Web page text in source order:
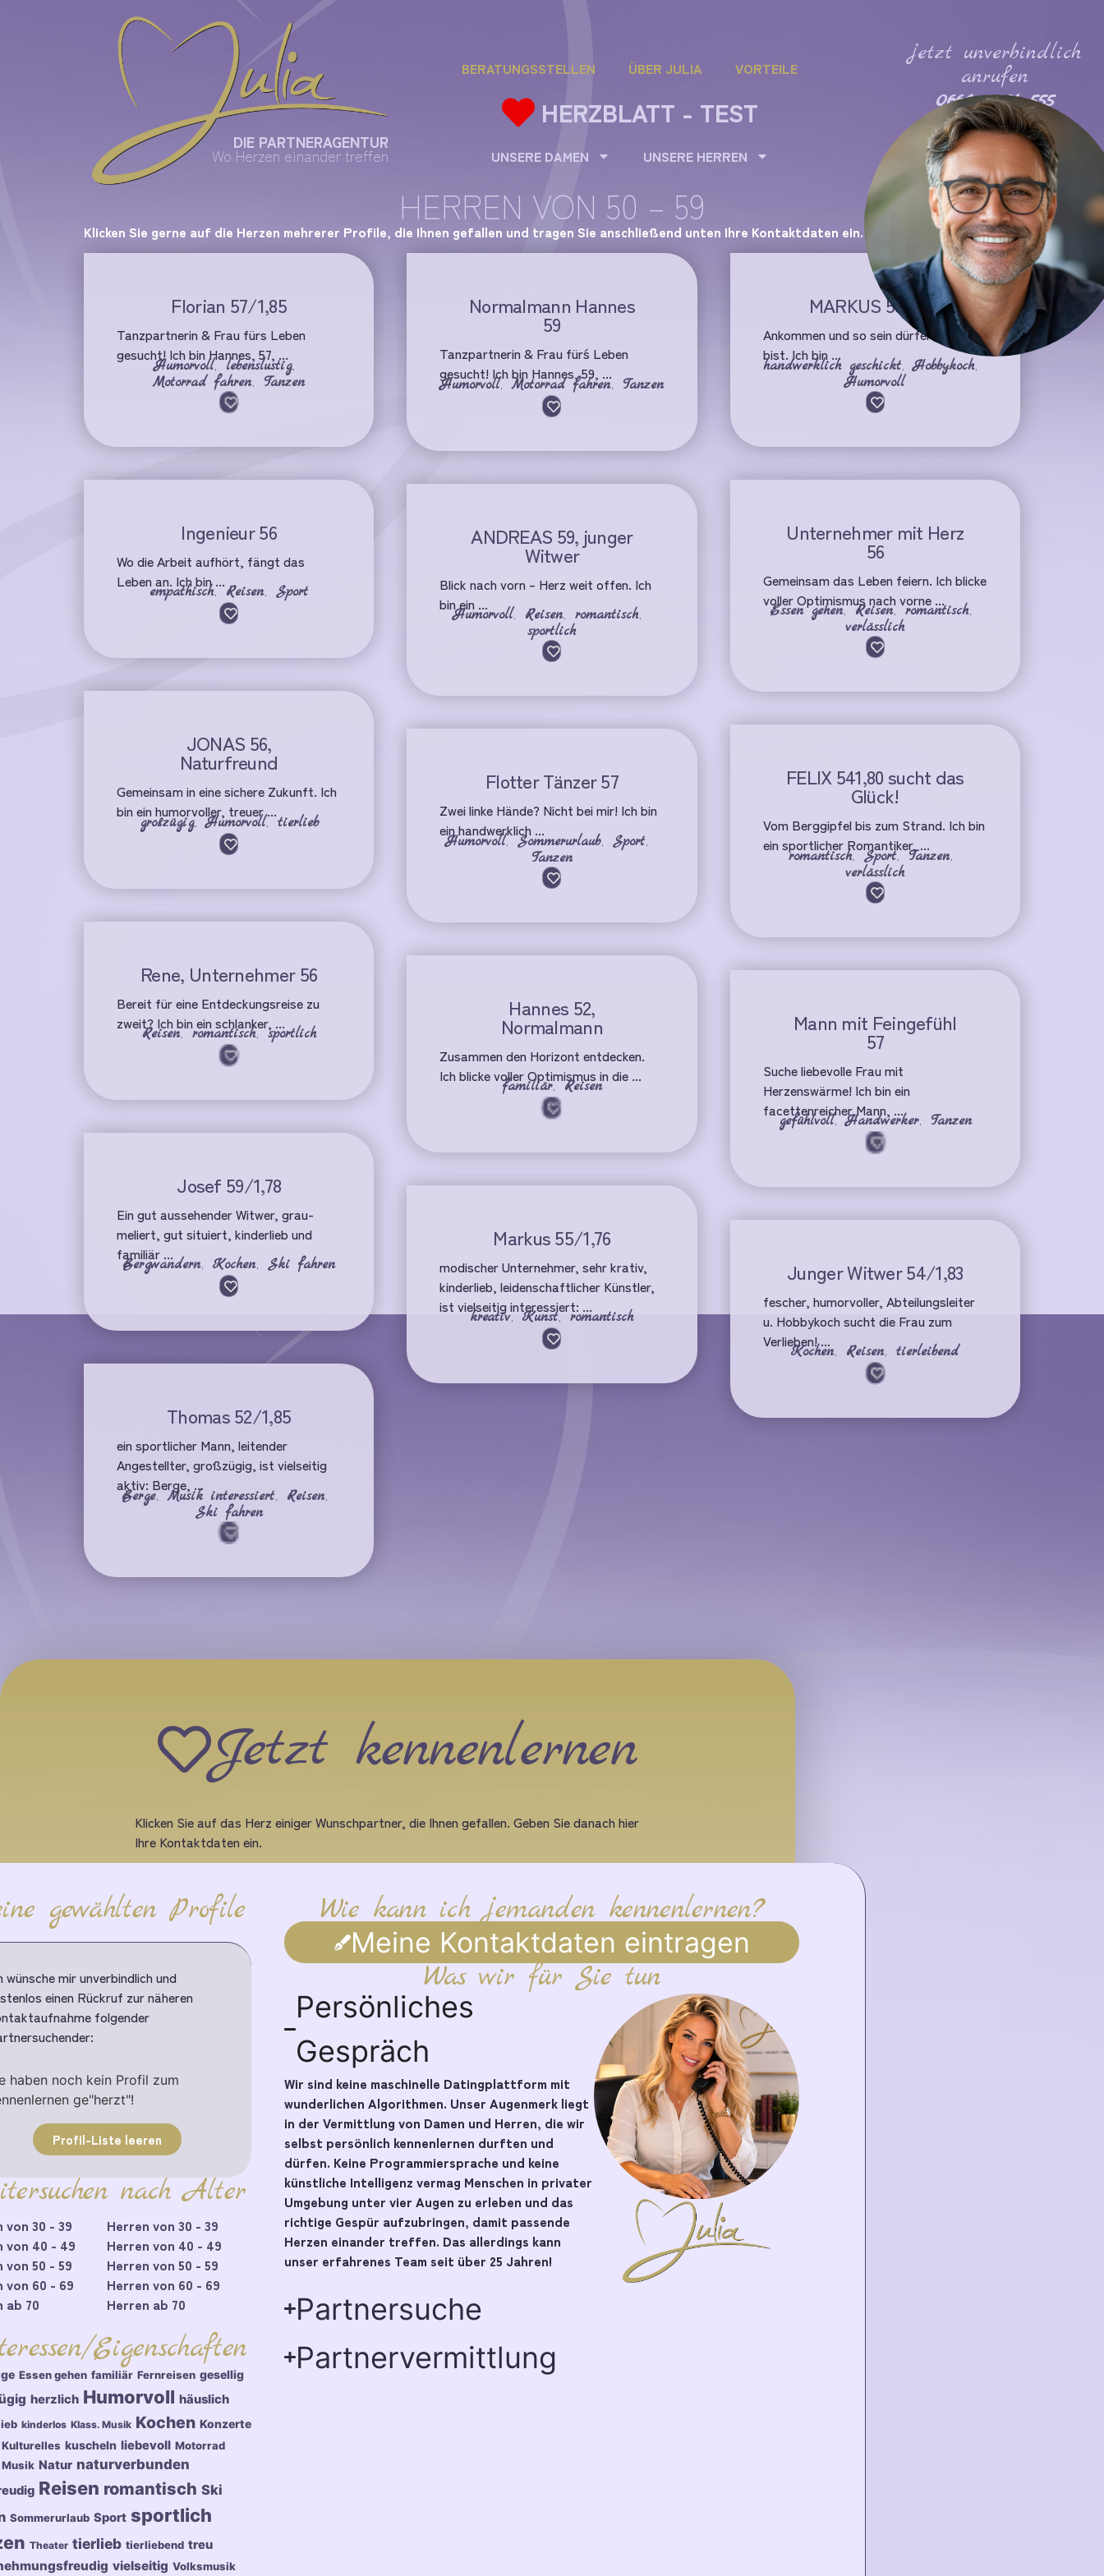
Wo Herzen einander treffen
DIE PARTNERAGENTUR
BERATUNGSSTELLEN ÜBER JULIA VORTEILE
HERZBLATT - TEST
UNSERE DAMEN UNSERE HERREN
jetzt unverbindlich
anrufen
0664 2201 555
HERREN VON 50 – 59
Klicken Sie gerne auf die Herzen mehrerer Profile, die Ihnen gefallen und tragen Sie anschließend unten Ihre Kontaktdaten ein.
Florian 57/1,85
Tanzpartnerin & Frau fürs Leben
gesucht! Ich bin Hannes, 57, ...
Humorvoll,lebenslustig,
Motorrad fahren, Tanzen
Normalmann Hannes
59
Tanzpartnerin & Frau für´s Leben
gesucht! Ich bin Hannes, 59, ...
Humorvoll, Motorrad fahren, Tanzen
MARKUS 58/1,82
Ankommen und so sein dürfen, wie du
bist. Ich bin ...
handwerklich geschickt,Hobbykoch,
Humorvoll
Ingenieur 56
Wo die Arbeit aufhört, fängt das
Leben an. Ich bin ...
empathisch,Reisen, Sport
Unternehmer mit Herz
56
Gemeinsam das Leben feiern. Ich blicke
voller Optimismus nach vorne ...
Essen gehen,Reisen,romantisch,
verlässlich
ANDREAS 59, junger
Witwer
Blick nach vorn – Herz weit offen. Ich
bin ein ...
Humorvoll, Reisen, romantisch,
sportlich
JONAS 56,
Naturfreund
Gemeinsam in eine sichere Zukunft. Ich
bin ein humorvoller, treuer ...
großzügig,Humorvoll,tierlieb
FELIX 541,80 sucht das
Glück!
Vom Berggipfel bis zum Strand. Ich bin
ein sportlicher Romantiker, ...
romantisch,Sport,Tanzen,
verlässlich
Flotter Tänzer 57
Zwei linke Hände? Nicht bei mir! Ich bin
ein handwerklich ...
Humorvoll,Sommerurlaub, Sport,
Tanzen
Rene, Unternehmer 56
Bereit für eine Entdeckungsreise zu
zweit? Ich bin ein schlanker, ...
Reisen, romantisch,sportlich
Hannes 52,
Normalmann
Zusammen den Horizont entdecken.
Ich blicke voller Optimismus in die ...
familiär,Reisen
Mann mit Feingefühl
57
Suche liebevolle Frau mit
Herzenswärme! Ich bin ein
facettenreicher Mann, ...
gefühlvoll,Handwerker, Tanzen
Josef 59/1,78
Ein gut aussehender Witwer, grau-
meliert, gut situiert, kinderlieb und
familiär ...
Bergwandern, Kochen, Ski fahren
Markus 55/1,76
modischer Unternehmer, sehr krativ,
kinderlieb, leidenschaftlicher Künstler,
ist vielseitig interessiert: ...
kreativ,Kunst,romantisch
Junger Witwer 54/1,83
fescher, humorvoller, Abteilungsleiter
u. Hobbykoch sucht die Frau zum
Verlieben! ...
Kochen, Reisen, tierleibend
Thomas 52/1,85
ein sportlicher Mann, leitender
Angestellter, großzügig, ist vielseitig
aktiv: Berge, ...
Berge,Musik interessiert, Reisen,
Ski fahren
Jetzt kennenlernen
Klicken Sie auf das Herz einiger Wunschpartner, die Ihnen gefallen. Geben Sie danach hier
Ihre Kontaktdaten ein.
gewählten Profile
wünsche mir unverbindlich und
einen Rückruf zur näheren
folgender
haben noch kein Profil zum
ge"herzt"!
Profil-Liste leeren
nach Alter
von 30 - 39
von 40 - 49
von 50 - 59
von 60 - 69
ab 70
Herren von 30 - 39
Herren von 40 - 49
Herren von 50 - 59
Herren von 60 - 69
Herren ab 70
Eigenschaften
Essen gehen familiär Fernreisen gesellig
herzlich Humorvoll häuslich
kinderlos Klass. Musik Kochen Konzerte
Kulturelles kuscheln liebevoll Motorrad
Musik Natur naturverbunden
Reisen romantisch Ski
Sommerurlaub Sport sportlich
Theater tierlieb tierliebend treu
vielseitig Volksmusik
Wie kann ich jemanden kennenlernen?
Meine Kontaktdaten eintragen
Was wir für Sie tun
Persönliches
Gespräch
Wir sind keine maschinelle Datingplattform mit
wunderlichen Algorithmen. Unser Augenmerk liegt
in der Vermittlung von Damen und Herren, die wir
selbst persönlich kennenlernen durften und
dürfen. Keine Programmiersprache und keine
künstliche Intelligenz vermag Menschen in privater
Umgebung unter vier Augen zu erleben und das
richtige Gespür aufzubringen, damit passende
Herzen einander treffen. Das allerdings kann
unser erfahrenes Team seit über 25 Jahren!
Partnersuche
Partnervermittlung